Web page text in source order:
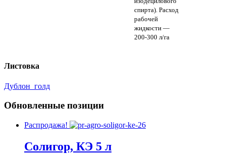
спирта). Расход
рабочей
жидкости —
200-300 л/га
Листовка
Дублон_голд
Обновленные позиции
Распродажа!
Солигор, КЭ 5 л